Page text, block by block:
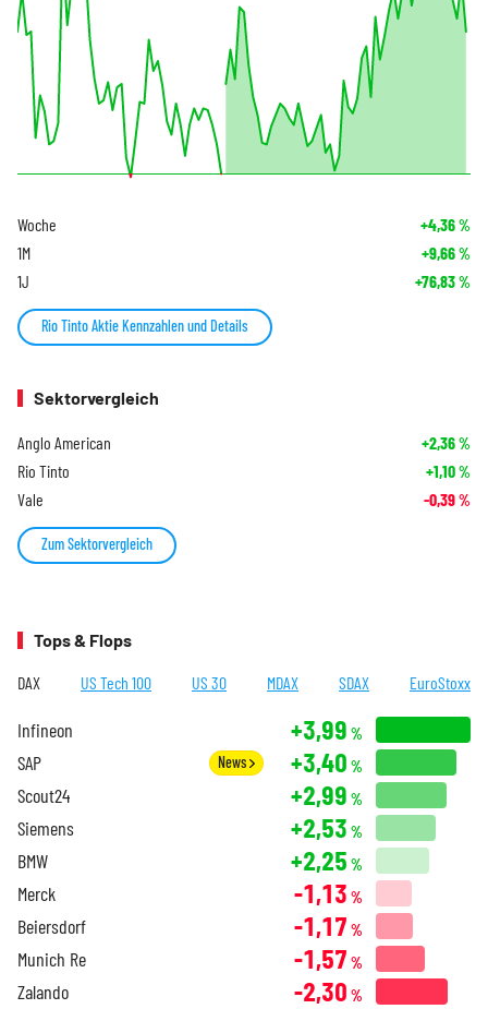
Woche +4,36%
1M +9,66%
1J +76,83%
Rio Tinto Aktie Kennzahlen und Details
Sektorvergleich
Anglo American +2,36%
Rio Tinto +1,10%
Vale -0,39%
Zum Sektorvergleich
Tops & Flops
DAX US Tech 100 US 30 MDAX SDAX EuroStoxx
Infineon +3,99 %
SAP News +3,40 %
Scout24 +2,99 %
Siemens +2,53 %
BMW +2,25 %
Merck -1,13 %
Beiersdorf -1,17 %
Munich Re -1,57 %
Zalando -2,30 %